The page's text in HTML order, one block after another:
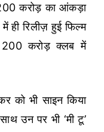
करोड़ का आंकड़ा
ही रिलीज़ हुई फिल्म
200 करोड़ क्लब में
को भी साइन किया
उन पर भी ‘मी टू’